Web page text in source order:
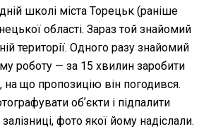
школі міста Торецьк (раніше
області. Зараз той знайомий
території. Одного разу знайомий
роботу — за 15 хвилин заробити
що пропозицію він погодився.
обʼєкти і підпалити
фото якої йому надіслали.